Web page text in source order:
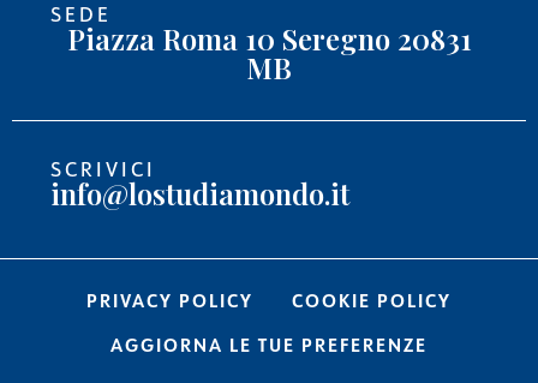
SEDE
Piazza Roma 10 Seregno 20831
MB
SCRIVICI
info@lostudiamondo.it
PRIVACY POLICY
COOKIE POLICY
AGGIORNA LE TUE PREFERENZE